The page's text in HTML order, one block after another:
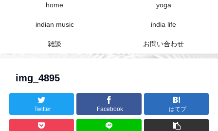
home yoga
indian music india life
雑談 お問い合わせ
img_4895
Twitter Facebook はてブ